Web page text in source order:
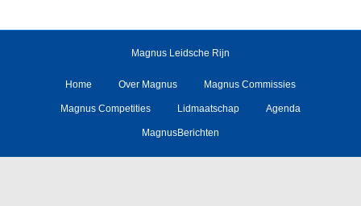
Magnus Leidsche Rijn
Home Over Magnus Magnus Commissies
Magnus Competities Lidmaatschap Agenda
MagnusBerichten